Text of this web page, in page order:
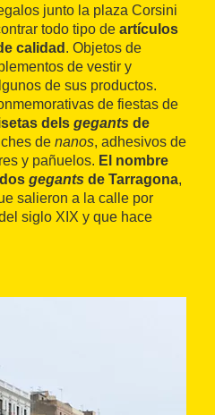
junto la plaza Corsini
todo tipo de artículos
calidad . Objetos de
de vestir y
de sus productos.
de fiestas de
dels gegants de
de nanos, adhesivos de
y pañuelos. El nombre
gegants de Tarragona,
salieron a la calle por
siglo XIX y que hace